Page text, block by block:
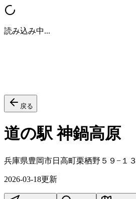
読み込み中...
戻る
道の駅 神鍋高原
兵庫県豊岡市日高町栗栖野５９−１３
2026-03-18更新